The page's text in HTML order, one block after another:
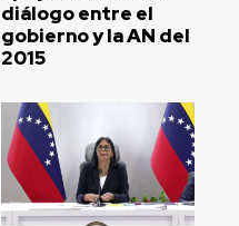
diálogo entre el
gobierno y la AN del
2015